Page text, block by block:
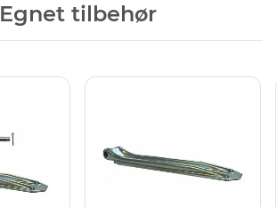
Egnet tilbehør